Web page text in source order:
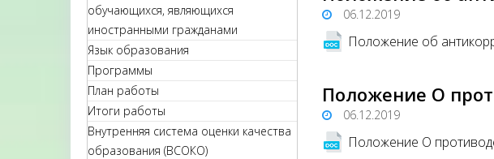
обучающихся, являющихся
иностранными гражданами
Язык образования
Программы
План работы
Итоги работы
Внутренняя система оценки качества
образования (ВСОКО)
06.12.2019
Положение об
Положение О
06.12.2019
Положение О